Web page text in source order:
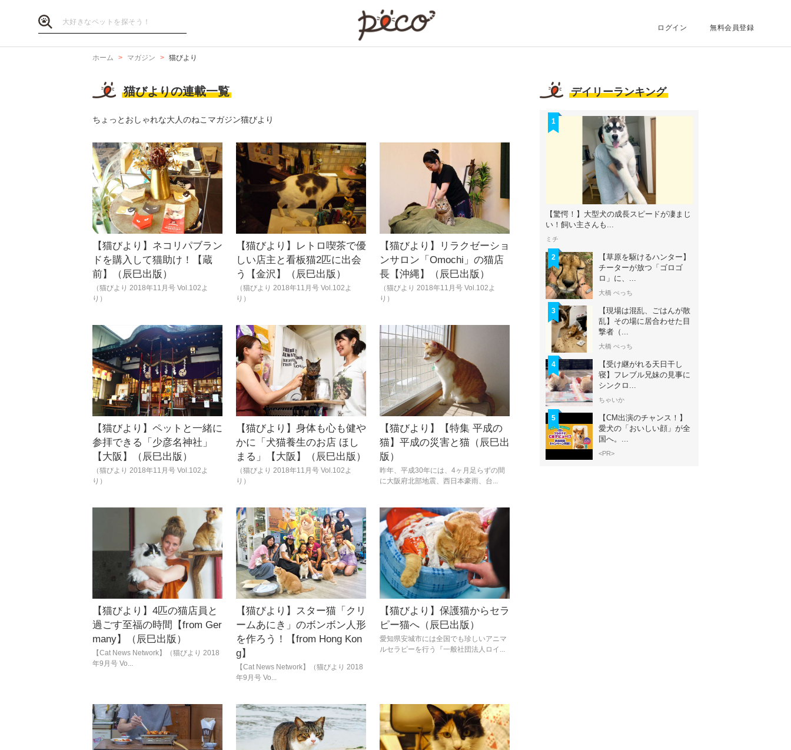
ログイン 無料会員登録
ホーム マガジン 猫びより
猫びよりの連載一覧
ちょっとおしゃれな大人のねこマガジン猫びより
【猫びより】ネコリパブラン
ドを購入して猫助け！【蔵
前】（辰巳出版）
（猫びより 2018年11月号 Vol.102よ
り）
【猫びより】レトロ喫茶で優
しい店主と看板猫2匹に出会
う【金沢】（辰巳出版）
（猫びより 2018年11月号 Vol.102よ
り）
【猫びより】リラクゼーショ
ンサロン「Omochi」の猫店
長【沖縄】（辰巳出版）
（猫びより 2018年11月号 Vol.102よ
り）
【猫びより】ペットと一緒に
参拝できる「少彦名神社」
【大阪】（辰巳出版）
（猫びより 2018年11月号 Vol.102よ
り）
【猫びより】身体も心も健や
かに「犬猫養生のお店 ほし
まる」【大阪】（辰巳出版）
（猫びより 2018年11月号 Vol.102よ
り）
【猫びより】【特集 平成の
猫】平成の災害と猫（辰巳出
版）
昨年、平成30年には、4ヶ月足らずの間
に大阪府北部地震、西日本豪雨、台...
【猫びより】4匹の猫店員と
過ごす至福の時間【from Ger
many】（辰巳出版）
【Cat News Network】（猫びより 2018
年9月号 Vo...
【猫びより】スター猫「クリ
ームあにき」のボンボン人形
を作ろう！【from Hong Kon
g】
【Cat News Network】（猫びより 2018
年9月号 Vo...
【猫びより】保護猫からセラ
ピー猫へ（辰巳出版）
愛知県安城市には全国でも珍しいアニマ
ルセラピーを行う『一般社団法人ロイ...
デイリーランキング
1
【驚愕！】大型犬の成長スピードが凄まじ
い！飼い主さんも...
ミチ
2
【草原を駆けるハンター】
チーターが放つ「ゴロゴ
ロ」に、...
大橋 ぺっち
3
【現場は混乱、ごはんが散
乱】その場に居合わせた目
撃者（...
大橋 ぺっち
4
【受け継がれる天日干し
寝】フレブル兄妹の見事に
シンクロ...
ちゃいか
5
【CM出演のチャンス！】
愛犬の「おいしい顔」が全
国へ。...
<PR>